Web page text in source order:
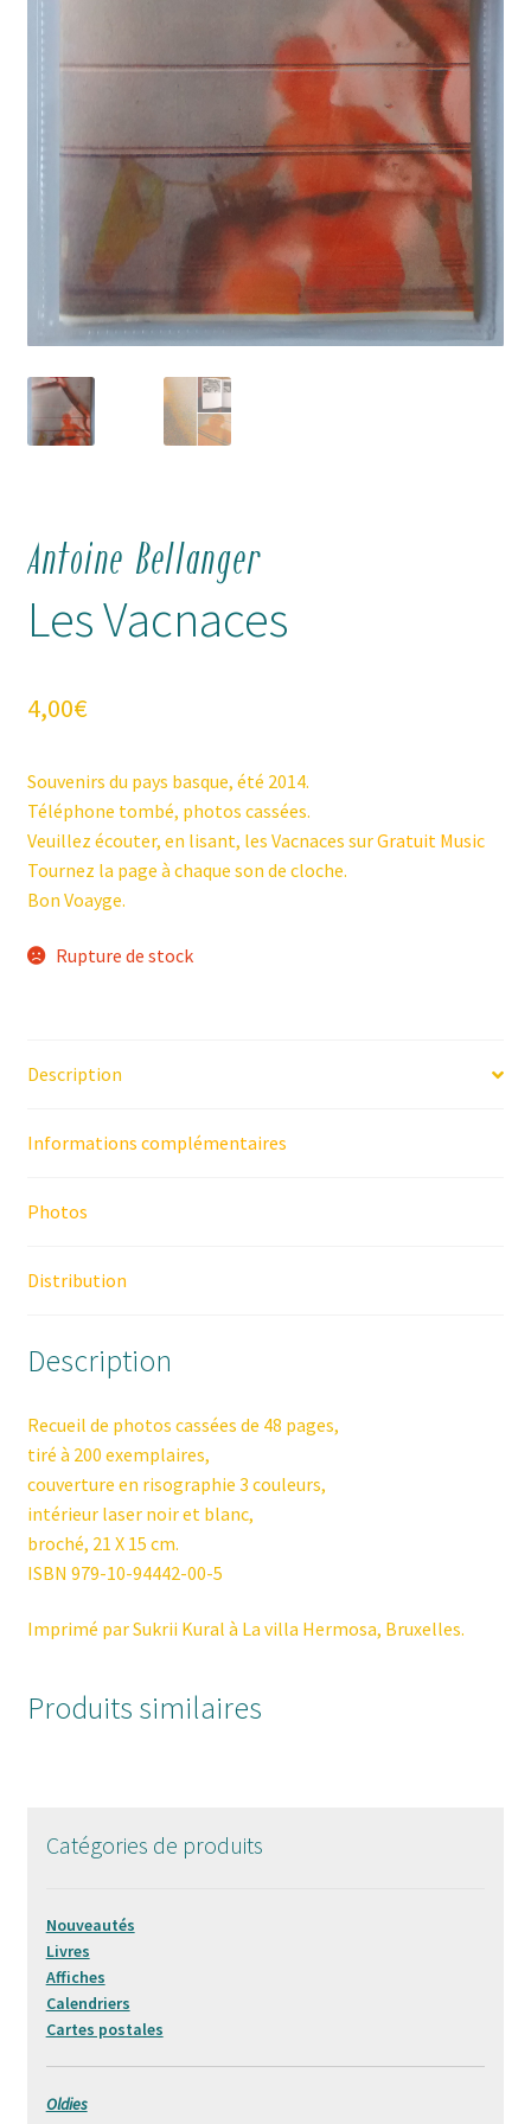
Antoine Bellanger
Les Vacnaces
4,00€
Souvenirs du pays basque, été 2014.
Téléphone tombé, photos cassées.
Veuillez écouter, en lisant, les Vacnaces surGratuit Music
Tournez la page à chaque son de cloche.
Bon Voayge.
Rupture de stock
Description
Informations complémentaires
Photos
Distribution
Description
Recueil de photos cassées de 48 pages,
tiré à 200 exemplaires,
couverture en risographie 3 couleurs,
intérieur laser noir et blanc,
broché, 21 X 15 cm.
ISBN 979-10-94442-00-5
Imprimé par Sukrii Kural à La villa Hermosa, Bruxelles.
Produits similaires
Catégories de produits
Nouveautés
Livres
Affiches
Calendriers
Cartes postales
Oldies